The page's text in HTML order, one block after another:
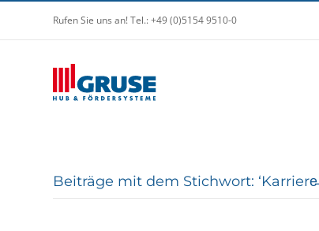
Rufen Sie uns an! Tel.: +49 (0)5154 9510-0
Beiträge mit dem Stichwort: ‘Karriere̵